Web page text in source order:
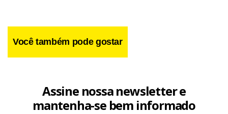
Você também pode gostar
Assine nossa newsletter e
mantenha-se bem informado